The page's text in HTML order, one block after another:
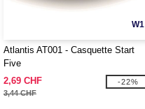
W1
Atlantis AT001 - Casquette Start
Five
2,69 CHF
3,44 CHF
-22%